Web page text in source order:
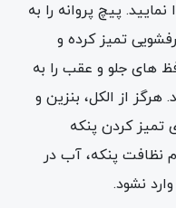
پیچ پروانه را به
تمیز کرده و
جلو و عقب را به
از الکل، بنزین و
تمیز کردن پنکه
نظافت پنکه، آب در
نشود.